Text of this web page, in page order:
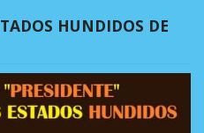
HUNDIDOS DE